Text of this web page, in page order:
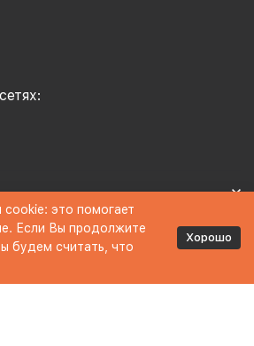
данных
это помогает
Если Вы продолжите
будем считать, что
Хорошо